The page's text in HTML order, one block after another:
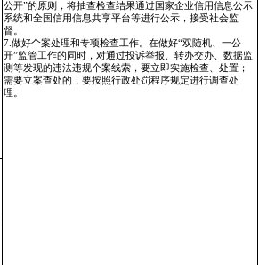
公开”的原则，将抽查检查结果通过国家企业信用信息公示
系统和全国信用信息共享平台等进行公示，接受社会监
督。
7.做好个案处理和专项检查工作。在做好“双随机、一公
开”监管工作的同时，对通过投诉举报、转办交办、数据监
测等发现的违法违规个案线索，要立即实施检查、处置；
需要立案查处的，要按照行政处罚程序规定进行调查处
理。